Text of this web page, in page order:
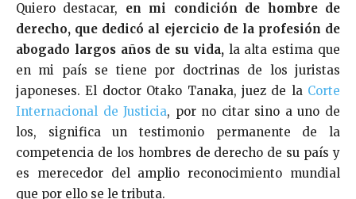
Quiero destacar, en mi condición de hombre de
derecho, que dedicó al ejercicio de la profesión de
abogado largos años de su vida,la alta estima que
en mi país se tiene por doctrinas de los juristas
japoneses. El doctor Otako Tanaka, juez de la Corte
Internacional de Justicia, por no citar sino a uno de
los, significa un testimonio permanente de la
competencia de los hombres de derecho de su país y
es merecedor del amplio reconocimiento mundial
que por ello se le tributa.